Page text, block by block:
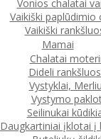
Vonios chalatai
Vaikiški paplūdimio
Vaikiški
Mamai
Chalatai
Dideli
Vystyklai,
Vystymo
Seilinukai
Daugkartiniai įklotai į